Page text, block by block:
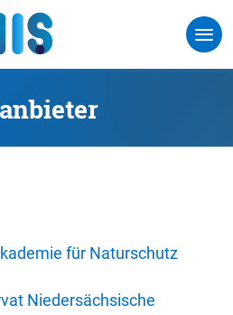
für Naturschutz
Niedersächsische